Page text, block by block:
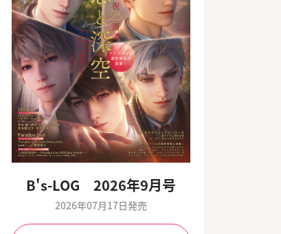
B's-LOG 2026年9月号
2026年07月17日発売